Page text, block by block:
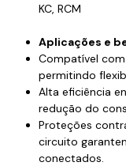
KC, RCM
Aplicações e
Compatível
permitindo
Alta eficiência
redução do
Proteções
circuito
conectados.